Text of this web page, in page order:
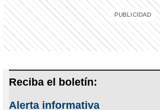
Reciba el boletín:
Alerta informativa